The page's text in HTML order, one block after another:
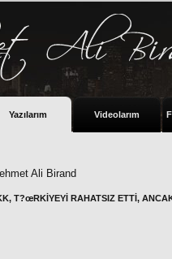
Yazılarım Videolarım
Ali Birand
T?œRKİYEYİ RAHATSIZ ETTİ,